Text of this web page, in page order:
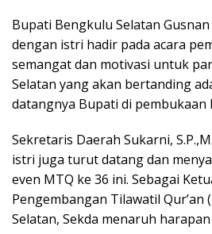
Bupati Bengkulu Selatan
dengan istri hadir pada acara
semangat dan motivasi untuk
Selatan yang akan bertanding
datangnya Bupati di pembukaan
Sekretaris Daerah Sukarni,
istri juga turut datang dan
even MTQ ke 36 ini. Sebagai
Pengembangan Tilawatil Qur’an
Selatan, Sekda menaruh